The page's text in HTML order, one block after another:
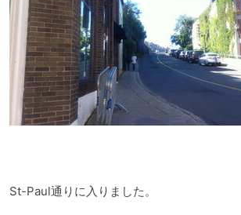
St-Paul通りに入りました。